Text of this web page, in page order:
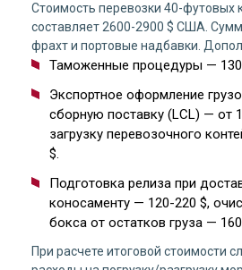
Стоимость перевозки 40-футовых
составляет 2600-2900 $ США.
фрахт и портовые надбавки.
Таможенные процедуры —
Экспортное оформление
сборную поставку (LCL) — от
загрузку перевозочного
$.
Подготовка релиза при
коносаменту — 120-220 $,
бокса от остатков груза —
При расчете итоговой стоимости